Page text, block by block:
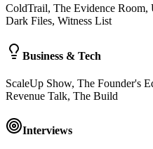
ColdTrail, The Evidence Room,
Dark Files, Witness List
Business & Tech
ScaleUp Show, The Founder's
Revenue Talk, The Build
Interviews